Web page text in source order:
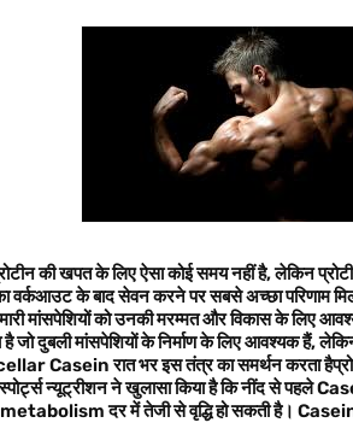
की खपत के लिए ऐसा कोई समय नहीं है, लेकिन
वर्कआउट के बाद सेवन करने पर सबसे अच्छा परिणाम
मांसपेशियों को उनकी मरम्मत और विकास के लिए
है जो दुबली मांसपेशियों के निर्माण के लिए आवश्यक
Casein रात भर इस तंत्र का समर्थन करता
न्यूट्रीशन ने खुलासा किया है कि नींद से पहले
दर में तेजी से वृद्धि हो सकती है। Casein